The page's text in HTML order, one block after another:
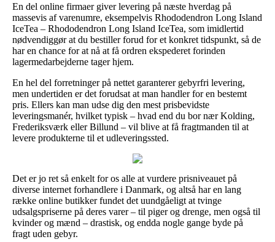
En del online firmaer giver levering på næste hverdag på
massevis af varenumre, eksempelvis Rhododendron Long Island
IceTea – Rhododendron Long Island IceTea, som imidlertid
nødvendiggør at du bestiller forud for et konkret tidspunkt, så de
har en chance for at nå at få ordren ekspederet forinden
lagermedarbejderne tager hjem.
En hel del forretninger på nettet garanterer gebyrfri levering,
men undertiden er det forudsat at man handler for en bestemt
pris. Ellers kan man udse dig den mest prisbevidste
leveringsmanér, hvilket typisk – hvad end du bor nær Kolding,
Frederiksværk eller Billund – vil blive at få fragtmanden til at
levere produkterne til et udleveringssted.
Det er jo ret så enkelt for os alle at vurdere prisniveauet på
diverse internet forhandlere i Danmark, og altså har en lang
række online butikker fundet det uundgåeligt at tvinge
udsalgspriserne på deres varer – til piger og drenge, men også til
kvinder og mænd – drastisk, og endda nogle gange byde på
fragt uden gebyr.